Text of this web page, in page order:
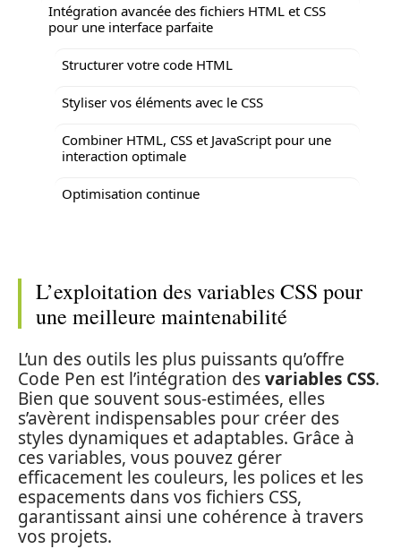
Intégration avancée des fichiers HTML et CSS
pour une interface parfaite
Structurer votre code HTML
Styliser vos éléments avec le CSS
Combiner HTML, CSS et JavaScript pour une
interaction optimale
Optimisation continue
L’exploitation des variables CSS pour
une meilleure maintenabilité
L’un des outils les plus puissants qu’offre
Code Pen est l’intégration desvariables CSS.
Bien que souvent sous-estimées, elles
s’avèrent indispensables pour créer des
styles dynamiques et adaptables. Grâce à
ces variables, vous pouvez gérer
efficacement les couleurs, les polices et les
espacements dans vos fichiers CSS,
garantissant ainsi une cohérence à travers
vos projets.